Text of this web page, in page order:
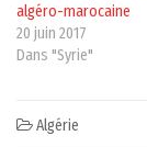
algéro-marocaine
20 juin 2017
Dans "Syrie"
Algérie